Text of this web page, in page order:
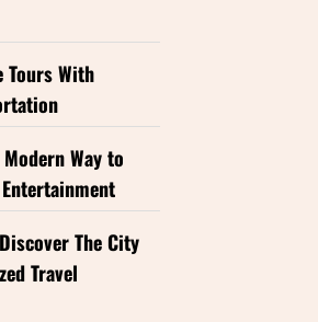
Tours With
Way to
The City
Travel